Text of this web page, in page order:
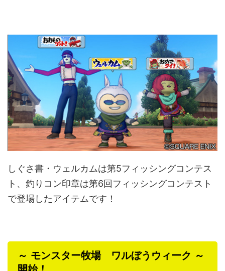
しぐさ書・ウェルカムは第5フィッシングコンテス
ト、釣りコン印章は第6回フィッシングコンテスト
で登場したアイテムです！
～ モンスター牧場 ワルぼうウィーク ～
開始！